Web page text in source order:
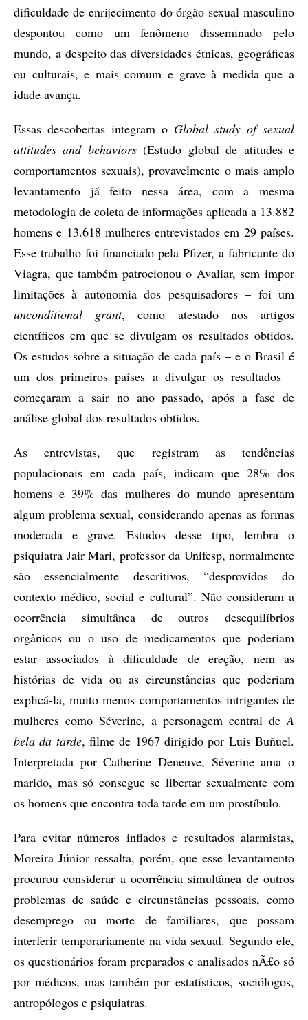
dificuldade de enrijecimento do órgão sexual masculino
despontou como um fenômeno disseminado pelo
mundo, a despeito das diversidades étnicas, geográficas
ou culturais, e mais comum e grave à medida que a
idade avança.
Essas descobertas integram o Global study of sexual
attitudes and behaviors(Estudo global de atitudes e
comportamentos sexuais), provavelmente o mais amplo
levantamento já feito nessa área, com a mesma
metodologia de coleta de informações aplicada a 13.882
homens e 13.618 mulheres entrevistados em 29 países.
Esse trabalho foi financiado pela Pfizer, a fabricante do
Viagra, que também patrocionou o Avaliar, sem impor
limitações à autonomia dos pesquisadores – foi um
unconditional grant, como atestado nos artigos
científicos em que se divulgam os resultados obtidos.
Os estudos sobre a situação de cada país – e o Brasil é
um dos primeiros países a divulgar os resultados –
começaram a sair no ano passado, após a fase de
análise global dos resultados obtidos.
As entrevistas, que registram as tendências
populacionais em cada país, indicam que 28% dos
homens e 39% das mulheres do mundo apresentam
algum problema sexual, considerando apenas as formas
moderada e grave. Estudos desse tipo, lembra o
psiquiatra Jair Mari, professor da Unifesp, normalmente
são essencialmente descritivos, “desprovidos do
contexto médico, social e cultural”. Não consideram a
ocorrência simultânea de outros desequilíbrios
orgânicos ou o uso de medicamentos que poderiam
estar associados à dificuldade de ereção, nem as
histórias de vida ou as circunstâncias que poderiam
explicá-la, muito menos comportamentos intrigantes de
mulheres como Séverine, a personagem central deA
bela da tarde, filme de 1967 dirigido por Luis Buñuel.
Interpretada por Catherine Deneuve, Séverine ama o
marido, mas só consegue se libertar sexualmente com
os homens que encontra toda tarde em um prostíbulo.
Para evitar números inflados e resultados alarmistas,
Moreira Júnior ressalta, porém, que esse levantamento
procurou considerar a ocorrência simultânea de outros
problemas de saúde e circunstâncias pessoais, como
desemprego ou morte de familiares, que possam
interferir temporariamente na vida sexual. Segundo ele,
os questionários foram preparados e analisados nÃ£o só
por médicos, mas também por estatísticos, sociólogos,
antropólogos e psiquiatras.